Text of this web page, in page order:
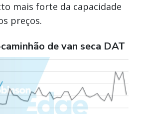
mais forte da capacidade
preços.
de van seca DAT